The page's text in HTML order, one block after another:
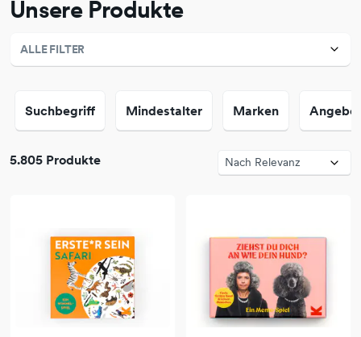
Unsere Produkte
ALLE FILTER
Suchbegriff Mindestalter Marken
5.805 Produkte